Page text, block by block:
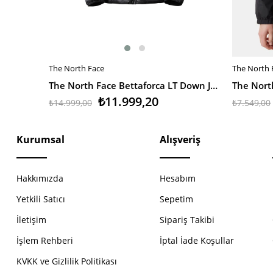
SEPETE EKLE
The North Face
The North Face Bettaforca LT Down Jacket Kadın Mont
₺11.999,20
₺14.999,00
SEPETE
The North
₺7.549,00
Kurumsal
Hakkımızda
Yetkili Satıcı
İletişim
İşlem Rehberi
KVKK ve Gizlilik Politikası
Alışveriş
Hesabım
Sepetim
Sipariş Takibi
İptal İade Koşullar